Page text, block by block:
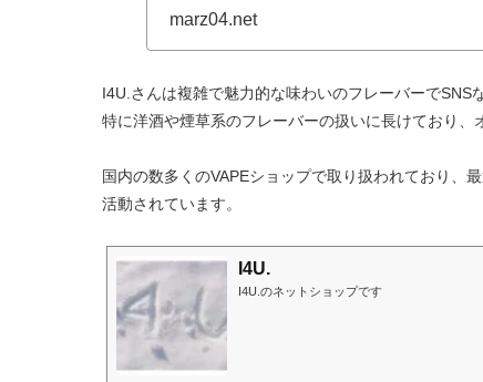
marz04.net
I4U.さんは複雑で魅力的な味わいのフレーバーでSNS
特に洋酒や煙草系のフレーバーの扱いに長けており、
国内の数多くのVAPEショップで取り扱われており、
活動されています。
I4U.
I4U.のネットショップです